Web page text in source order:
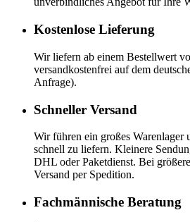
Kostenlose Lieferung
Wir liefern ab einem Bestellwert
versandkostenfrei auf dem
Anfrage).
Schneller Versand
Wir führen ein großes Warenlager
schnell zu liefern. Kleinere
DHL oder Paketdienst. Bei
Versand per Spedition.
Fachmännische Beratung